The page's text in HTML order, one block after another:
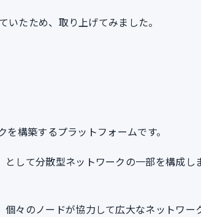
たため、取り上げてみました。
構築するプラットフォームです。
して分散型ネットワークの一部を構成し
々のノードが協力して広大なネットワー